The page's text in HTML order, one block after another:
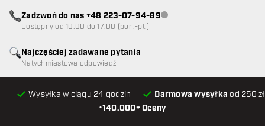
•140.000+ Oceny
Wysyłka w ciągu 24 godzin Darmowa wysyłka od 250
Najczęściej zadawane pytania
Natychmiastowa odpowiedź
Zadzwoń do nas +48 223-07-94-89Obsługa klienta niedostępna
Dostępny od 10:00 do 17:00 (pon.-pt.)